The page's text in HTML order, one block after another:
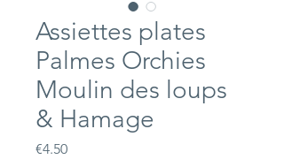
Assiettes plates
Palmes Orchies
Moulin des loups
& Hamage
€4.50Price